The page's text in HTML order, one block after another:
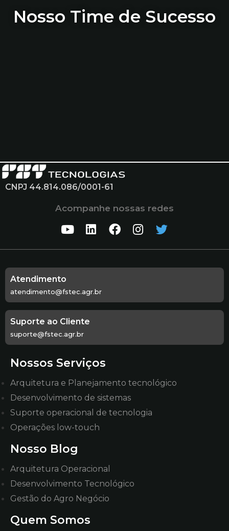
Nosso Time de Sucesso
CNPJ 44.814.086/0001-61
Acompanhe nossas redes
Nossos Serviços
Arquitetura e Planejamento tecnológico
Desenvolvimento de sistemas
Suporte operacional de tecnologia
Operações low-touch
Nosso Blog
Arquitetura Operacional
Desenvolvimento Tecnológico
Gestão do Agro Negócio
Quem Somos
Atendimento
atendimento@fstec.agr.br
Suporte ao Cliente
suporte@fstec.agr.br